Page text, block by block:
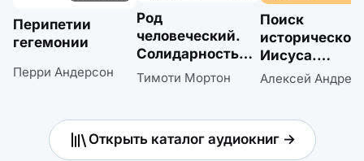
Перипетии
гегемонии
Перри Андерсон
Род
человеческий.
Солидарность
с нечеловечески
м народом
Тимоти Мортон
Поиск
Иисуса.
От Реймаруса
до наших дней
Алексей
Открыть каталог аудиокниг →